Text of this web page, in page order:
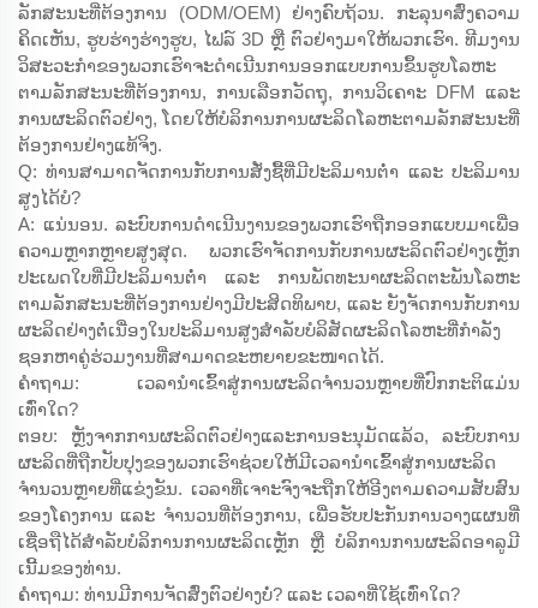
ລັກສະນະທີ່ຕ້ອງການ (ODM/OEM) ຢ່າງຄົບຖ້ວນ. ກະລຸນາສົ່ງຄວາມ
ຄິດເຫັນ, ຮູບຮ່າງຮ່າງຮູບ, ໄຟລ໌ 3D ຫຼື ຕົວຢ່າງມາໃຫ້ພວກເຮົາ. ທີມງານ
ວິສະວະກຳຂອງພວກເຮົາຈະດຳເນີນການອອກແບບການຂຶ້ນຮູບໂລຫະ
ຕາມລັກສະນະທີ່ຕ້ອງການ, ການເລືອກວັດຖຸ, ການວິເຄາະ DFM ແລະ
ການຜະລິດຕົວຢ່າງ, ໂດຍໃຫ້ບໍລິການການຜະລິດໂລຫະຕາມລັກສະນະທີ່
ຕ້ອງການຢ່າງແທ້ຈິງ.
Q: ທ່ານສາມາດຈັດການກັບການສັ່ງຊື້ທີ່ມີປະລິມານຕ່ຳ ແລະ ປະລິມານ
ສູງໄດ້ບໍ?
A: ແນ່ນອນ. ລະບົບການດຳເນີນງານຂອງພວກເຮົາຖືກອອກແບບມາເພື່ອ
ຄວາມຫຼາກຫຼາຍສູງສຸດ. ພວກເຮົາຈັດການກັບການຜະລິດຕົວຢ່າງເຫຼັກ
ປະເພດໃບທີ່ມີປະລິມານຕ່ຳ ແລະ ການພັດທະນາຜະລິດຕະພັນໂລຫະ
ຕາມລັກສະນະທີ່ຕ້ອງການຢ່າງມີປະສິດທິພາບ, ແລະ ຍັງຈັດການກັບການ
ຜະລິດຢ່າງຕໍ່ເນື່ອງໃນປະລິມານສູງສຳລັບບໍລິສັດຜະລິດໂລຫະທີ່ກຳລັງ
ຊອກຫາຄູ່ຮ່ວມງານທີ່ສາມາດຂະຫຍາຍຂະໜາດໄດ້.
ຄຳຖາມ: ເວລານຳເຂົ້າສູ່ການຜະລິດຈຳນວນຫຼາຍທີ່ປົກກະຕິແມ່ນ
ເທົ່າໃດ?
ຕອບ: ຫຼັງຈາກການຜະລິດຕົວຢ່າງແລະການອະນຸມັດແລ້ວ, ລະບົບການ
ຜະລິດທີ່ຖືກປັບປຸງຂອງພວກເຮົາຊ່ວຍໃຫ້ມີເວລານຳເຂົ້າສູ່ການຜະລິດ
ຈຳນວນຫຼາຍທີ່ແຂ່ງຂັນ. ເວລາທີ່ເຈາະຈົງຈະຖືກໃຫ້ອີງຕາມຄວາມສັບສົນ
ຂອງໂຄງການ ແລະ ຈຳນວນທີ່ຕ້ອງການ, ເພື່ອຮັບປະກັນການວາງແຜນທີ່
ເຊື່ອຖືໄດ້ສຳລັບບໍລິການການຜະລິດເຫຼັກ ຫຼື ບໍລິການການຜະລິດອາລູມີ
ເນີ້ມຂອງທ່ານ.
ຄຳຖາມ: ທ່ານມີການຈັດສົ່ງຕົວຢ່າງບໍ່? ແລະ ເວລາທີ່ໃຊ້ເທົ່າໃດ?